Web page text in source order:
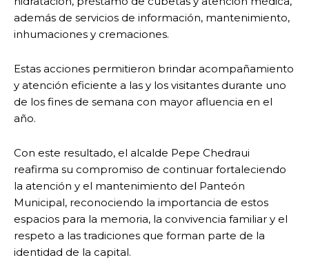
además de servicios de información, mantenimiento,
inhumaciones y cremaciones.
Estas acciones permitieron brindar acompañamiento
y atención eficiente a las y los visitantes durante uno
de los fines de semana con mayor afluencia en el
año.
Con este resultado, el alcalde Pepe Chedraui
reafirma su compromiso de continuar fortaleciendo
la atención y el mantenimiento del Panteón
Municipal, reconociendo la importancia de estos
espacios para la memoria, la convivencia familiar y el
respeto a las tradiciones que forman parte de la
identidad de la capital.